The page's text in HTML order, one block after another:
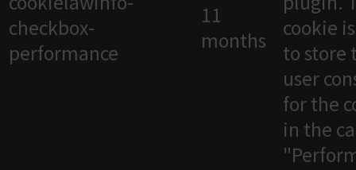
checkbox-
performance
11
months
cookie
to store
user
for the
in the